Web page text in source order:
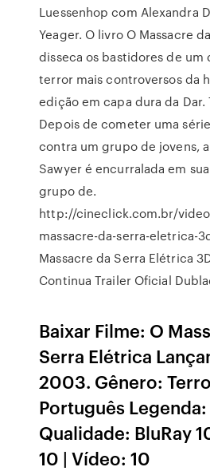
Luessenhop com Alexandra
Yeager. O livro O Massacre
disseca os bastidores de um
terror mais controversos da
edição em capa dura da Dar.
Depois de cometer uma
contra um grupo de jovens,
Sawyer é encurralada em
grupo de.
http://cineclick.com.br/
massacre-da-serra-eletrica-
Massacre da Serra Elétrica
Continua Trailer Oficial
Baixar Filme: O
Serra Elétrica
2003. Gênero:
Português
Qualidade: BluRay
10 | Vídeo: 10